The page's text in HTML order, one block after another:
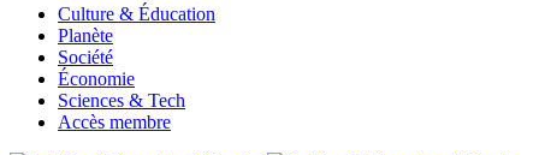
Culture & Éducation
Planète
Société
Économie
Sciences & Tech
Accès membre